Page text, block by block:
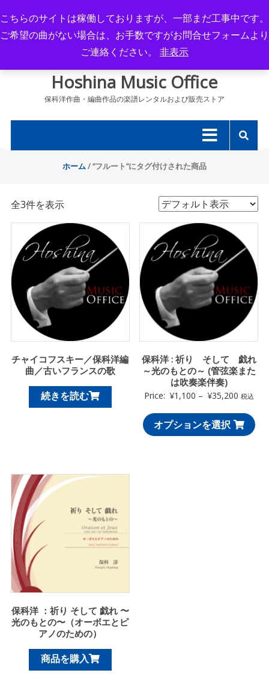
to
content
Hoshina Music Office
保科洋作曲・編曲作品の楽譜レンタルおよび販売ストア
ホーム/ “フルート”にタグ付けされた商品
全3件を表示
チャイコフスキー／保科洋編
曲／古いフランスの歌
続きを読む
保科洋 : 祈り そして 戯れ
～光のもとの～ (管弦楽また
は吹奏楽伴奏)
Price: ¥1,100 – ¥35,200 税込
オプションを選択
保科洋 ：祈り そして 戯れ 〜
光のもとの〜（オーボエとピ
アノのための）
商品を購入
こちらのサイトは稼働しておりますが、一部まだ工事中です。
ご希望の曲がない場合は、お手数ですがお問合せフォームより
ご連絡ください。 非表示